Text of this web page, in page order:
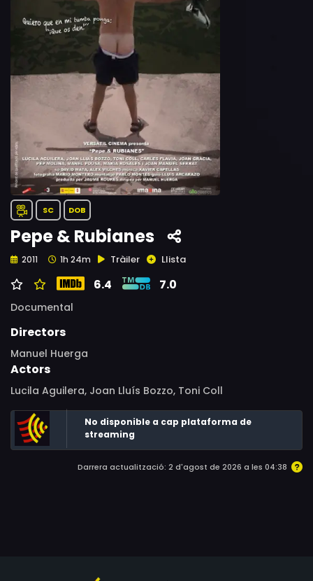
SC DOB
Pepe & Rubianes
2011 1h 24m Tràiler Llista
6.4 7.0
Documental
Directors
Manuel Huerga
Actors
Lucila Aguilera, Joan Lluís Bozzo, Toni Coll
No disponible a cap plataforma de
streaming
Darrera actualització: 2 d'agost de 2026 a les 04:38